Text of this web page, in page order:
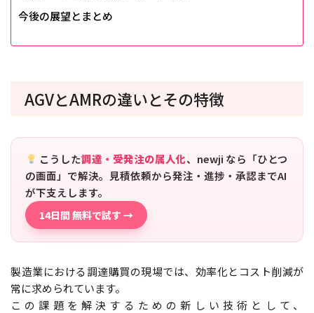
今後の展望とまとめ
AGVとAMRの違いとその特徴
こうした調達・受発注の属人化、newji なら「ひとつ
の画面」で解決。見積依頼から発注・進捗・承認までAI
が下支えします。
14日間 無料で試す →
製造業における調達購買の現場では、効率化とコスト削減が
常に求められています。
この課題を解決するための新しい技術として、